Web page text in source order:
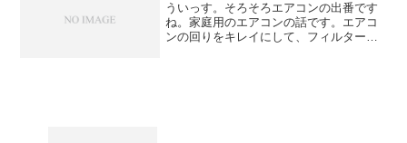
ういっす。そろそろエアコンの出番です
ね。家庭用のエアコンの話です。エアコ
ンの回りをキレイにして、フィルターも